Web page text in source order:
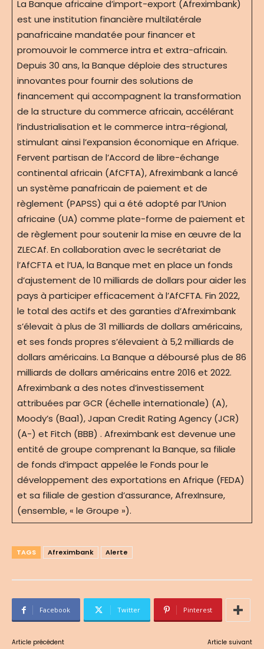
La Banque africaine d’import-export (Afreximbank)
est une institution financière multilatérale
panafricaine mandatée pour financer et
promouvoir le commerce intra et extra-africain.
Depuis 30 ans, la Banque déploie des structures
innovantes pour fournir des solutions de
financement qui accompagnent la transformation
de la structure du commerce africain, accélérant
l’industrialisation et le commerce intra-régional,
stimulant ainsi l’expansion économique en Afrique.
Fervent partisan de l’Accord de libre-échange
continental africain (AfCFTA), Afreximbank a lancé
un système panafricain de paiement et de
règlement (PAPSS) qui a été adopté par l’Union
africaine (UA) comme plate-forme de paiement et
de règlement pour soutenir la mise en œuvre de la
ZLECAf. En collaboration avec le secrétariat de
l’AfCFTA et l’UA, la Banque met en place un fonds
d’ajustement de 10 milliards de dollars pour aider les
pays à participer efficacement à l’AfCFTA. Fin 2022,
le total des actifs et des garanties d’Afreximbank
s’élevait à plus de 31 milliards de dollars américains,
et ses fonds propres s’élevaient à 5,2 milliards de
dollars américains. La Banque a déboursé plus de 86
milliards de dollars américains entre 2016 et 2022.
Afreximbank a des notes d’investissement
attribuées par GCR (échelle internationale) (A),
Moody’s (Baa1), Japan Credit Rating Agency (JCR)
(A-) et Fitch (BBB) . Afreximbank est devenue une
entité de groupe comprenant la Banque, sa filiale
de fonds d’impact appelée le Fonds pour le
développement des exportations en Afrique (FEDA)
et sa filiale de gestion d’assurance, AfrexInsure,
(ensemble, « le Groupe »).
TAGS Afreximbank Alerte
Facebook Twitter Pinterest
Article précédent Article suivant